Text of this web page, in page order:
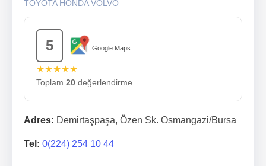
TOYOTA HONDA VOLVO
5 Google Maps
★★★★★
Toplam 20 değerlendirme
Adres: Demirtaşpaşa, Özen Sk. Osmangazi/Bursa
Tel: 0(224) 254 10 44